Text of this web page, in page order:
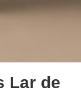
Lar de